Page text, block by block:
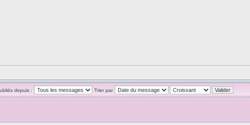
depuis : Trier par